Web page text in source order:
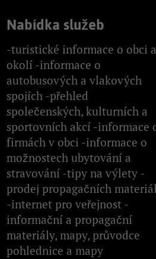
Nabídka služeb
-turistické informace o obci a
okolí -informace o
autobusových a vlakových
spojích -přehled
společenských, kulturních a
sportovních akcí -informace
firmách v obci -informace o
možnostech ubytování a
stravování -tipy na výlety -
prodej propagačních
-internet pro veřejnost -
informační a propagační
materiály, mapy, průvodce
pohlednice a mapy